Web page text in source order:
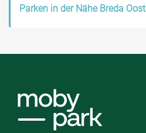
Parken in der Nähe Breda Oost